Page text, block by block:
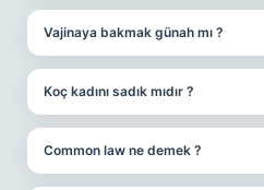
Vajinaya bakmak günah mı ?
Koç kadını sadık mıdır ?
Common law ne demek ?